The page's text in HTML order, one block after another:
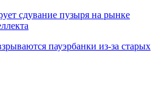
сдувание пузыря на рынке
пауэрбанки из-за старых